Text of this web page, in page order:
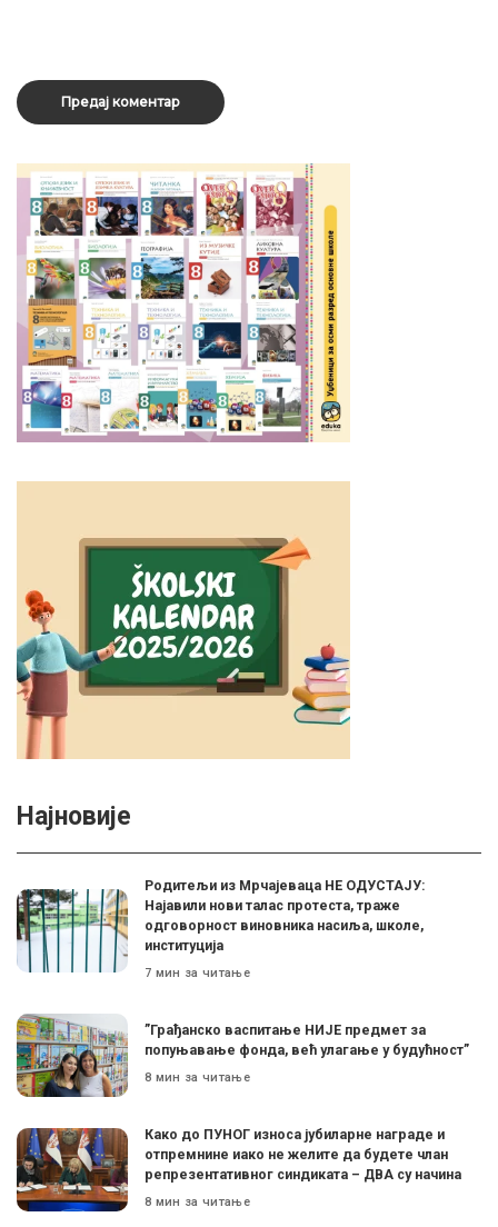
Најновије
Родитељи из Мрчајеваца НЕ ОДУСТАЈУ:
Најавили нови талас протеста, траже
одговорност виновника насиља, школе,
институција
7 мин за читање
”Грађанско васпитање НИЈЕ предмет за
попуњавање фонда, већ улагање у будућност”
8 мин за читање
Како до ПУНОГ износа јубиларне награде и
отпремнине иако не желите да будете члан
репрезентативног синдиката – ДВА су начина
8 мин за читање